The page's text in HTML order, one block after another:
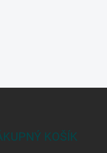
KOŠÍK